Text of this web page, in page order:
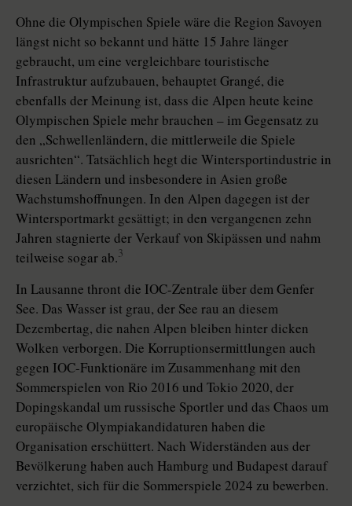
Ohne die Olympischen Spiele wäre die Region Savoyen
längst nicht so bekannt und hätte 15 Jahre länger
gebraucht, um eine vergleichbare touristische
Infrastruktur aufzubauen, behauptet Grangé, die
ebenfalls der Meinung ist, dass die Alpen heute keine
Olympischen Spiele mehr brauchen – im Gegensatz zu
den „Schwellenländern, die mittlerweile die Spiele
ausrichten“. Tatsächlich hegt die Wintersportindustrie in
diesen Ländern und insbesondere in Asien große
Wachstumshoffnungen. In den Alpen dagegen ist der
Wintersportmarkt gesättigt; in den vergangenen zehn
Jahren stagnierte der Verkauf von Skipässen und nahm
teilweise sogar ab.3
In Lausanne thront die IOC-Zentrale über dem Genfer
See. Das Wasser ist grau, der See rau an diesem
Dezembertag, die nahen Alpen bleiben hinter dicken
Wolken verborgen. Die Korruptionsermittlungen auch
gegen IOC-Funktionäre im Zusammenhang mit den
Sommerspielen von Rio 2016 und Tokio 2020, der
Dopingskandal um russische Sportler und das Chaos um
europäische Olympiakandidaturen haben die
Organisation erschüttert. Nach Widerständen aus der
Bevölkerung haben auch Hamburg und Budapest darauf
verzichtet, sich für die Sommerspiele 2024 zu bewerben.